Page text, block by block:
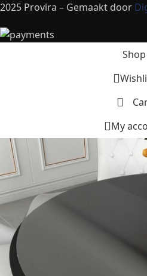
2025 Provira – Gemaakt door
Shop
My